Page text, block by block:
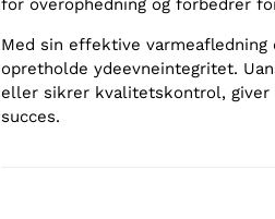
for overophedning og forbedrer
Med sin effektive
opretholde ydeevneintegritet.
eller sikrer kvalitetskontrol,
succes.